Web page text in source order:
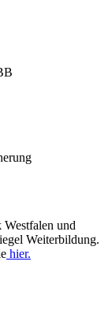
Westfalen und
Weiterbildung.
hier.